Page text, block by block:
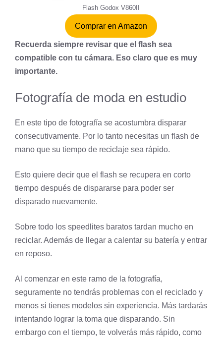
Flash Godox V860II
Comprar en Amazon
Recuerda siempre revisar que el flash sea
compatible con tu cámara. Eso claro que es muy
importante.
Fotografía de moda en estudio
En este tipo de fotografía se acostumbra disparar
consecutivamente. Por lo tanto necesitas un flash de
mano que su tiempo de reciclaje sea rápido.
Esto quiere decir que el flash se recupera en corto
tiempo después de dispararse para poder ser
disparado nuevamente.
Sobre todo los speedlites baratos tardan mucho en
reciclar. Además de llegar a calentar su batería y entrar
en reposo.
Al comenzar en este ramo de la fotografía,
seguramente no tendrás problemas con el reciclado y
menos si tienes modelos sin experiencia. Más tardarás
intentando lograr la toma que disparando. Sin
embargo con el tiempo, te volverás más rápido, como